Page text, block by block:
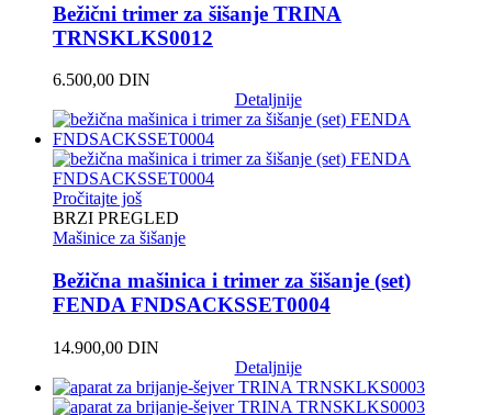
Bežični trimer za šišanje TRINA
TRNSKLKS0012
6.500,00 DIN
Detaljnije
Pročitajte još
BRZI PREGLED
Mašinice za šišanje
Bežična mašinica i trimer za šišanje (set)
FENDA FNDSACKSSET0004
14.900,00 DIN
Detaljnije